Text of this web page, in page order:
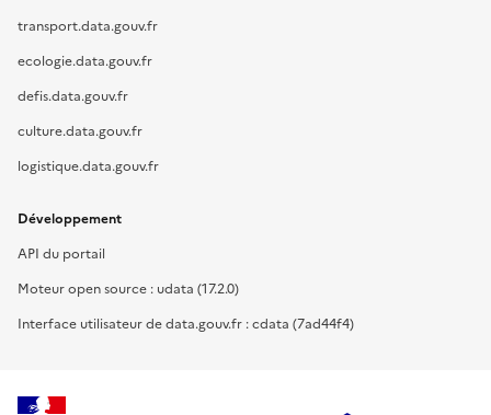
transport.data.gouv.fr
ecologie.data.gouv.fr
defis.data.gouv.fr
culture.data.gouv.fr
logistique.data.gouv.fr
Développement
API du portail
Moteur open source : udata (17.2.0)
Interface utilisateur de data.gouv.fr : cdata (7ad44f4)